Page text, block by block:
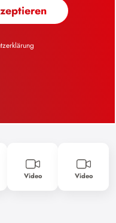
Video Video